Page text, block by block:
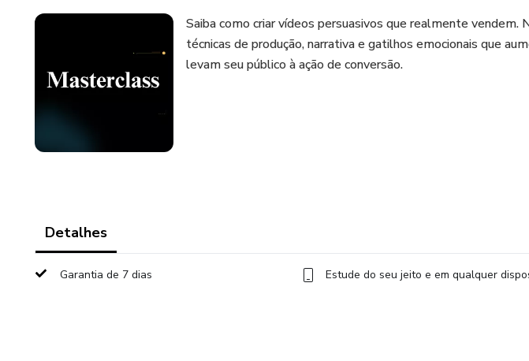
Saiba como criar vídeos persuasivos que realmente vendem.
técnicas de produção, narrativa e gatilhos emocionais que
levam seu público à ação de conversão.
Detalhes
Garantia de 7 dias Estude do seu jeito e em qualquer